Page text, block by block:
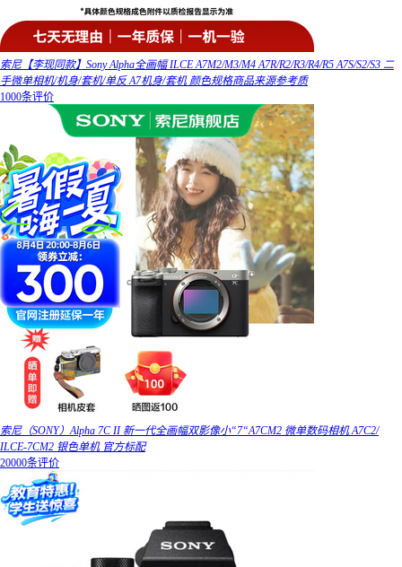
索尼【李现同款】Sony Alpha全画幅 ILCE A7M2/M3/M4 A7R/R2/R3/R4/R5 A7S/S2/S3 二
手微单相机/机身/套机/单反 A7机身/套机 颜色规格商品来源参考质
1000条评价
索尼（SONY）Alpha 7C II 新一代全画幅双影像小“7“A7CM2 微单数码相机 A7C2/
ILCE-7CM2 银色单机 官方标配
20000条评价